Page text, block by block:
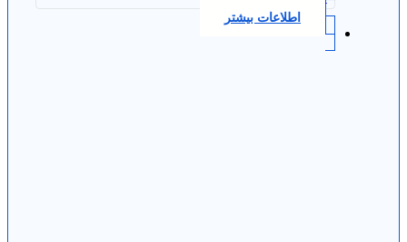
اطلاعات بیشتر